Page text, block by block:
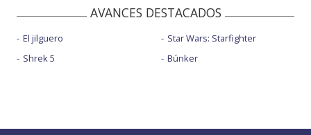
AVANCES DESTACADOS
El jilguero
Shrek 5
Star Wars: Starfighter
Búnker